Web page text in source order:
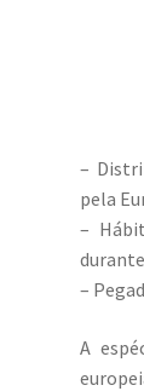
–
pela
–
–
A